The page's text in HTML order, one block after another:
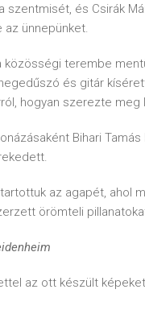
szentmisét, és Csirák
ünnepünket.
terembe
és gitár
hogyan szerezte meg
Bihari
az agapét, ahol
örömteli
az ott készült